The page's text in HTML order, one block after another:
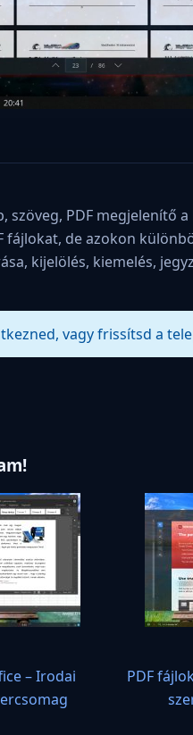
PDF megjelenítő a
fájlokat, de azokon
kijelölés, kiemelés,
vagy frissítsd a
– Irodai
PDF